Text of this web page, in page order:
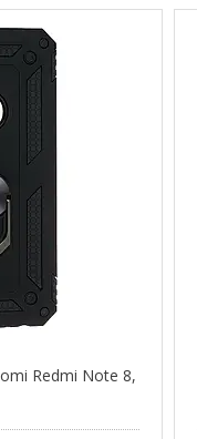
Redmi Note 8,